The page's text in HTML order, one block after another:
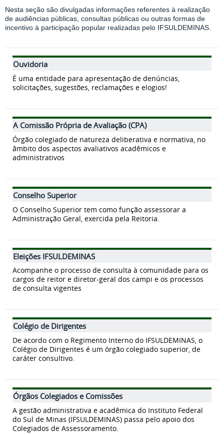
Nesta seção são divulgadas informações referentes à realização
de audiências públicas, consultas públicas ou outras formas de
incentivo à participação popular realizadas pelo IFSULDEMINAS.
Ouvidoria
É uma entidade para apresentação de denúncias,
solicitações, sugestões, reclamações e elogios!
A Comissão Própria de Avaliação (CPA)
Órgão colegiado de natureza deliberativa e normativa, no
âmbito dos aspectos avaliativos acadêmicos e
administrativos
Conselho Superior
O Conselho Superior tem como função assessorar a
Administração Geral, exercida pela Reitoria.
Eleições IFSULDEMINAS
Acompanhe o processo de consulta à comunidade para os
cargos de reitor e diretor-geral dos campi e os processos
de consulta vigentes
Colégio de Dirigentes
De acordo com o Regimento Interno do IFSULDEMINAS, o
Colégio de Dirigentes é um órgão colegiado superior, de
caráter consultivo.
Órgãos Colegiados e Comissões
A gestão administrativa e acadêmica do Instituto Federal
do Sul de Minas (IFSULDEMINAS) passa pelo apoio dos
Colegiados de Assessoramento.